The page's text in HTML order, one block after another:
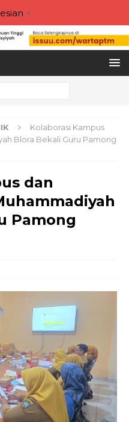
▼
Kolaborasi Kampus
Blora Bekali Guru Pamong
dan
Pamong